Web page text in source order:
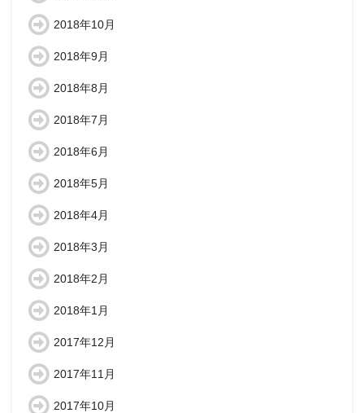
2018年10月
2018年9月
2018年8月
2018年7月
2018年6月
2018年5月
2018年4月
2018年3月
2018年2月
2018年1月
2017年12月
2017年11月
2017年10月